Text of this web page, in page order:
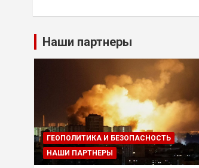
Наши партнеры
ГЕОПОЛИТИКА И БЕЗОПАСНОСТЬ
НАШИ ПАРТНЕРЫ